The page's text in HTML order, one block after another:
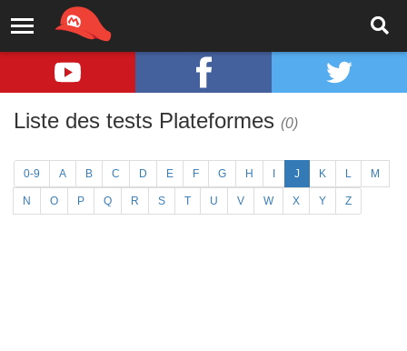
Liste des tests Plateformes (0)
0-9 A B C D E F G H J K L M
N O P Q R S T U V W X Y Z